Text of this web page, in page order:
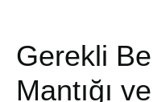
Gerekli
Mantığı